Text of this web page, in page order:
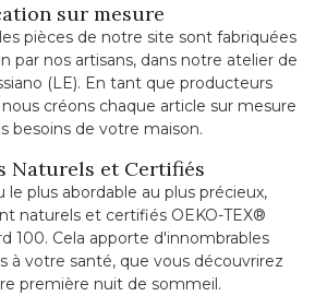
sur mesure
pièces de notre site sont fabriquées
par nos artisans, dans notre atelier de
(LE). En tant que producteurs
créons chaque article sur mesure
besoins de votre maison.
Naturels et Certifiés
le plus abordable au plus précieux,
naturels et certifiés OEKO-TEX®
100. Cela apporte d'innombrables
à votre santé, que vous découvrirez
première nuit de sommeil.